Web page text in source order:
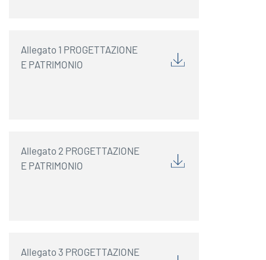
Allegato 1 PROGETTAZIONE
E PATRIMONIO
Allegato 2 PROGETTAZIONE
E PATRIMONIO
Allegato 3 PROGETTAZIONE